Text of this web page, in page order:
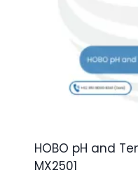
HOBO pH and
MX2501